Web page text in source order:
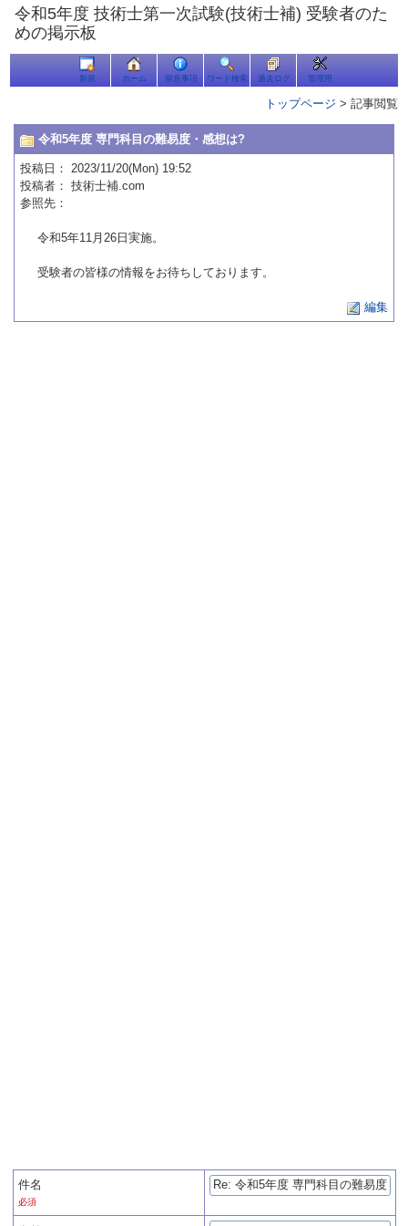
令和5年度 技術士第一次試験(技術士補) 受験者のた
めの掲示板
管理用
過去ログ
ワード検索
留意事項
ホーム
新規
トップページ > 記事閲覧
令和5年度 専門科目の難易度・感想は?
投稿日 ： 2023/11/20(Mon) 19:52
投稿者 ：技術士補.com
参照先 ：
令和5年11月26日実施。
受験者の皆様の情報をお待ちしております。
編集
件名
必須